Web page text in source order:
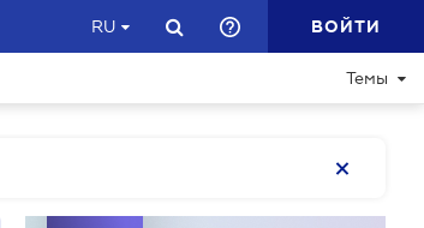
RU ВОЙТИ
Темы